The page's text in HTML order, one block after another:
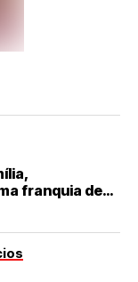
franquia de
no RN